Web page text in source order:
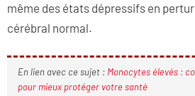
même des états dépressifs en
cérébral normal.
En lien avec ce sujet : Monocytes élevés :
pour mieux protéger votre santé